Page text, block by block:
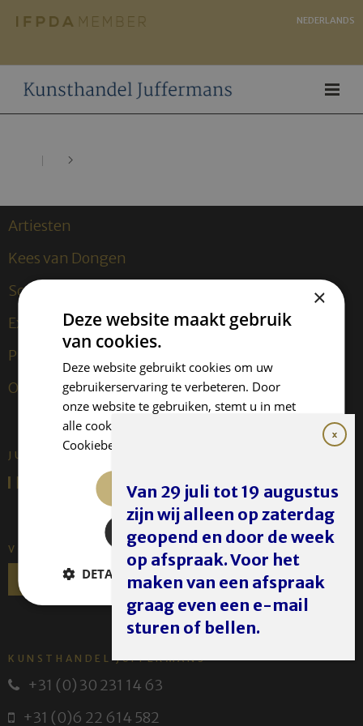
NEDERLANDS
Artiesten
Kees van Dongen
Sculpturen
Exposities
Publicaties
Over ons
JUFFERMANS FINE ART IS:
VOLG ONS
KUNSTHANDEL JUFFERMANS
+31 (0) 30 231 14 63
+31 (0)6 22 614 582
Van 29 juli tot 19 augustus
zijn wij alleen op zaterdag
geopend en door de week
op afspraak. Voor het
maken van een afspraak
graag even een e-mail
sturen of bellen.
×
Deze website maakt gebruik
van cookies.
Deze website gebruikt cookies om uw
gebruikerservaring te verbeteren. Door
onze website te gebruiken, stemt u in met
alle cookies in overeenstemming met ons
Cookiebeleid.
ALLES ACCEPTEREN
ALLES AFWIJZEN
DETAILS WEERGEVEN